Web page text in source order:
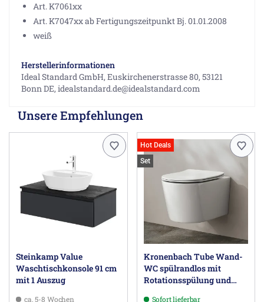
Art. K7061xx
Art. K7047xx ab Fertigungszeitpunkt Bj. 01.01.2008
weiß
Herstellerinformationen
Ideal Standard GmbH, Euskirchenerstrasse 80, 53121
Bonn DE, idealstandard.de@idealstandard.com
Unsere Empfehlungen
Steinkamp Value
Waschtischkonsole 91 cm
mit 1 Auszug
ca. 5-8 Wochen
Hot Deals
Set
Kronenbach Tube Wand-
WC spülrandlos mit
Rotationsspülung und
Sofort lieferbar